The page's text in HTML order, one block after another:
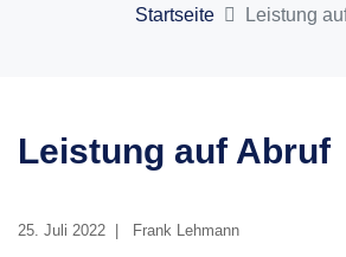
Startseite Leistung
Leistung auf Abruf
25. Juli 2022 Frank Lehmann